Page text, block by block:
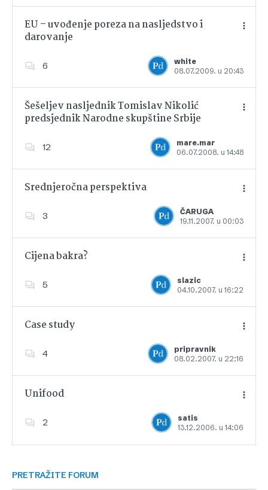
EU – uvođenje poreza na nasljedstvo i
darovanje
6
white
08.07.2009. u 20:43
Dodajte u favorite
Šešeljev nasljednik Tomislav Nikolić
predsjednik Narodne skupštine Srbije
12
mare.mar
06.07.2008. u 14:48
Dodajte u favorite
Srednjeročna perspektiva
3
ČARUGA
19.11.2007. u 00:03
Dodajte u favorite
Cijena bakra?
5
slazic
04.10.2007. u 16:22
Dodajte u favorite
Case study
4
pripravnik
08.02.2007. u 22:16
Dodajte u favorite
Unifood
2
satis
13.12.2006. u 14:06
Dodajte u favorite
PRETRAŽITE FORUM